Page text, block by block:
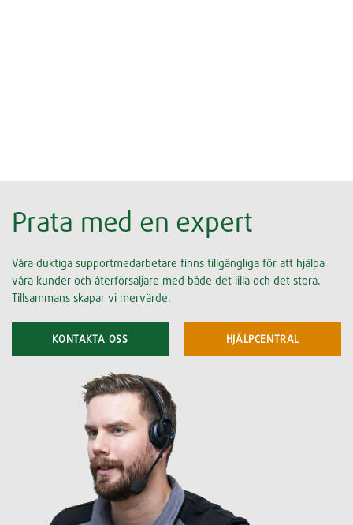
Prata med en expert
Våra duktiga supportmedarbetare finns tillgängliga för att hjälpa
våra kunder och återförsäljare med både det lilla och det stora.
Tillsammans skapar vi mervärde.
KONTAKTA OSS HJÄLPCENTRAL